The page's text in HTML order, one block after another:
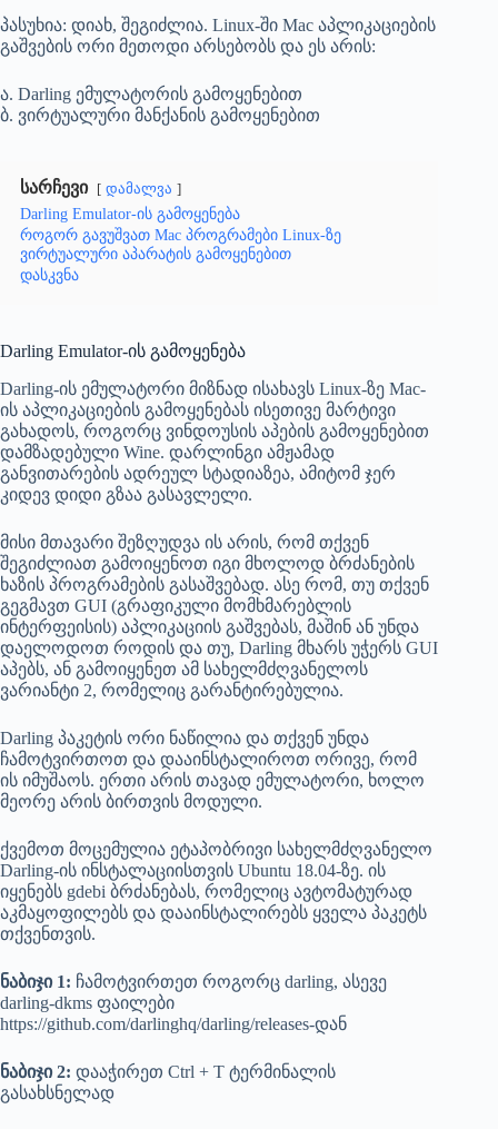
პასუხია: დიახ, შეგიძლია. Linux-ში Mac აპლიკაციების
გაშვების ორი მეთოდი არსებობს და ეს არის:
ა. Darling ემულატორის გამოყენებით
ბ. ვირტუალური მანქანის გამოყენებით
სარჩევი დამალვა
Darling Emulator-ის გამოყენება
როგორ გავუშვათ Mac პროგრამები Linux-ზე
ვირტუალური აპარატის გამოყენებით
დასკვნა
Darling Emulator-ის გამოყენება
Darling-ის ემულატორი მიზნად ისახავს Linux-ზე Mac-
ის აპლიკაციების გამოყენებას ისეთივე მარტივი
გახადოს, როგორც ვინდოუსის აპების გამოყენებით
დამზადებული Wine. დარლინგი ამჟამად
განვითარების ადრეულ სტადიაზეა, ამიტომ ჯერ
კიდევ დიდი გზაა გასავლელი.
მისი მთავარი შეზღუდვა ის არის, რომ თქვენ
შეგიძლიათ გამოიყენოთ იგი მხოლოდ ბრძანების
ხაზის პროგრამების გასაშვებად. ასე რომ, თუ თქვენ
გეგმავთ GUI (გრაფიკული მომხმარებლის
ინტერფეისის) აპლიკაციის გაშვებას, მაშინ ან უნდა
დაელოდოთ როდის და თუ, Darling მხარს უჭერს GUI
აპებს, ან გამოიყენეთ ამ სახელმძღვანელოს
ვარიანტი 2, რომელიც გარანტირებულია.
Darling პაკეტის ორი ნაწილია და თქვენ უნდა
ჩამოტვირთოთ და დააინსტალიროთ ორივე, რომ
ის იმუშაოს. ერთი არის თავად ემულატორი, ხოლო
მეორე არის ბირთვის მოდული.
ქვემოთ მოცემულია ეტაპობრივი სახელმძღვანელო
Darling-ის ინსტალაციისთვის Ubuntu 18.04-ზე. ის
იყენებს gdebi ბრძანებას, რომელიც ავტომატურად
აკმაყოფილებს და დააინსტალირებს ყველა პაკეტს
თქვენთვის.
ნაბიჯი 1: ჩამოტვირთეთ როგორც darling, ასევე
darling-dkms ფაილები
https://github.com/darlinghq/darling/releases-დან
ნაბიჯი 2: დააჭირეთ Ctrl + T ტერმინალის
გასახსნელად